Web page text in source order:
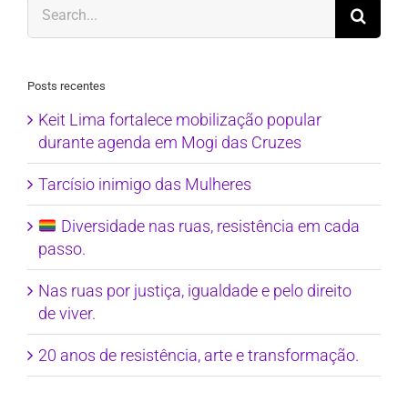
for:
Posts recentes
Keit Lima fortalece mobilização popular
durante agenda em Mogi das Cruzes
Tarcísio inimigo das Mulheres
Diversidade nas ruas, resistência em cada
passo.
Nas ruas por justiça, igualdade e pelo direito
de viver.
20 anos de resistência, arte e transformação.